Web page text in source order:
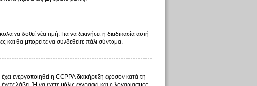
δοθεί νέα τιμή. Για να ξεκινήσει η διαδικασία αυτή
και θα μπορείτε να συνδεθείτε πάλι σύντομα.
ενεργοποιηθεί η COPPA διακήρυξη εφόσον κατά τη
λάβει. Ή να έχετε μόλις εγγραφεί και ο λογαριασμός